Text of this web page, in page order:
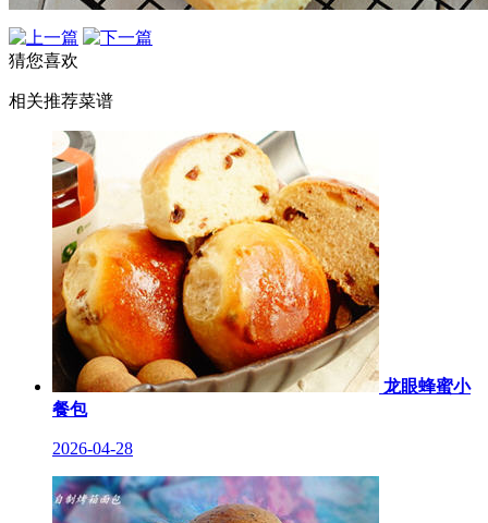
猜您喜欢
相关推荐菜谱
龙眼蜂蜜小
餐包
2026-04-28